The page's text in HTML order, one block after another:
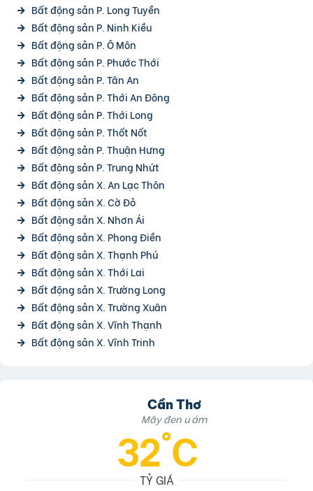
Bất động sản P. Long Tuyền
Bất động sản P. Ninh Kiều
Bất động sản P. Ô Môn
Bất động sản P. Phước Thới
Bất động sản P. Tân An
Bất động sản P. Thới An Đông
Bất động sản P. Thới Long
Bất động sản P. Thốt Nốt
Bất động sản P. Thuận Hưng
Bất động sản P. Trung Nhứt
Bất động sản X. An Lạc Thôn
Bất động sản X. Cờ Đỏ
Bất động sản X. Nhơn Ái
Bất động sản X. Phong Điền
Bất động sản X. Thạnh Phú
Bất động sản X. Thới Lai
Bất động sản X. Trường Long
Bất động sản X. Trường Xuân
Bất động sản X. Vĩnh Thạnh
Bất động sản X. Vĩnh Trinh
Cần Thơ
Mây đen u ám
32°C
TỶ GIÁ